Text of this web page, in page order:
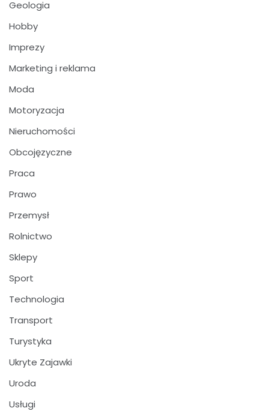
Geologia
Hobby
Imprezy
Marketing i reklama
Moda
Motoryzacja
Nieruchomości
Obcojęzyczne
Praca
Prawo
Przemysł
Rolnictwo
Sklepy
Sport
Technologia
Transport
Turystyka
Ukryte Zajawki
Uroda
Usługi